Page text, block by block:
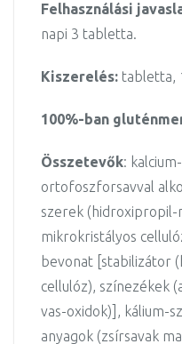
Felhasználási
napi 3 tabletta.
Kiszerelés: tabletta,
100%-ban
Összetevők:
ortofoszforsavval
szerek (hidroxipropil-
mikrokristályos
bevonat [stabilizátor
cellulóz), színezékek
vas-oxidok)], kálium-
anyagok (zsírsavak